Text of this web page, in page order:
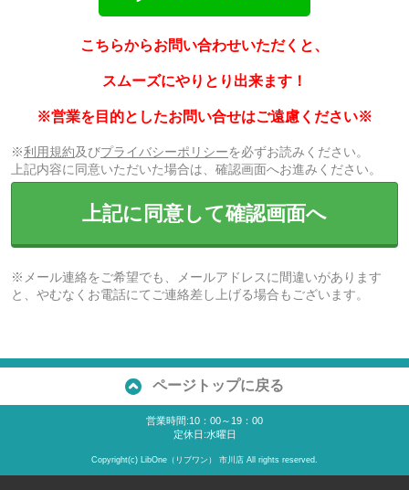
こちらからお問い合わせいただくと、
スムーズにやりとり出来ます！
※営業を目的としたお問い合せはご遠慮ください※
※利用規約及びプライバシーポリシーを必ずお読みください。
上記内容に同意いただいた場合は、確認画面へお進みください。
上記に同意して確認画面へ
※メール連絡をご希望でも、メールアドレスに間違いがあります
と、やむなくお電話にてご連絡差し上げる場合もございます。
ページトップに戻る
営業時間:10：00～19：00
定休日:水曜日
Copyright(c) LibOne（リブワン） 市川店 All rights reserved.